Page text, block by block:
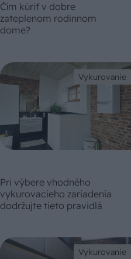
Čím kúriť v dobre
zateplenom rodinnom
dome?
Vykurovanie
Pri výbere vhodného
vykurovacieho zariadenia
dodržujte tieto pravidlá
Vykurovanie